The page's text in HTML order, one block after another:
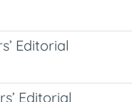
Editorial
Editorial